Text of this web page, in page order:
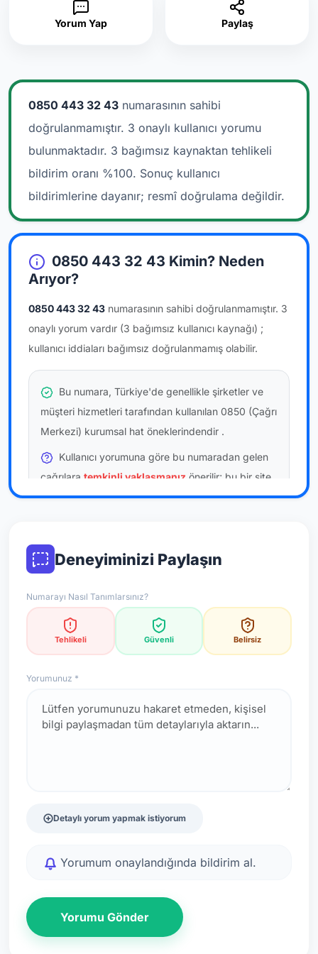
Yorum Yap Paylaş
0850 443 32 43 numarasının sahibi
doğrulanmamıştır. 3 onaylı kullanıcı yorumu
bulunmaktadır. 3 bağımsız kaynaktan tehlikeli
bildirim oranı %100. Sonuç kullanıcı
bildirimlerine dayanır; resmî doğrulama değildir.
0850 443 32 43 Kimin? Neden
Arıyor?
0850 443 32 43 numarasının sahibi doğrulanmamıştır. 3
onaylı yorum vardır (3 bağımsız kullanıcı kaynağı) ;
kullanıcı iddiaları bağımsız doğrulanmamış olabilir.
Bu numara, Türkiye'de genellikle şirketler ve
müşteri hizmetleri tarafından kullanılan 0850 (Çağrı
Merkezi) kurumsal hat öneklerindendir .
Kullanıcı yorumuna göre bu numaradan gelen
çağrılara temkinli yaklaşmanız önerilir; bu bir site
hükmü değildir.
resmi doğrulama niteliği taşımaz.
güncellenir.
Deneyiminizi Paylaşın
Numarayı Nasıl Tanımlarsınız?
Tehlikeli Güvenli Belirsiz
Yorumunuz *
Detaylı yorum yapmak istiyorum
Yorumum onaylandığında bildirim al.
Yorumu Gönder